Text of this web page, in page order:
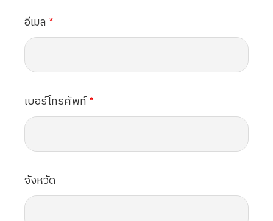
อีเมล
เบอร์โทรศัพท์
จังหวัด